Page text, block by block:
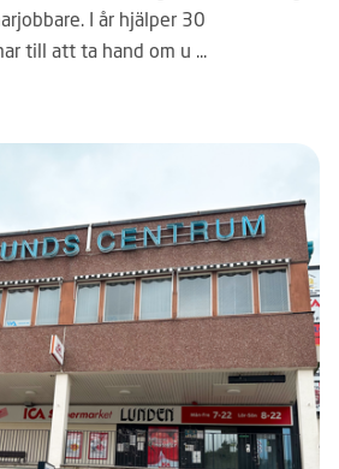
I år hjälper 30
till att ta hand om u ...